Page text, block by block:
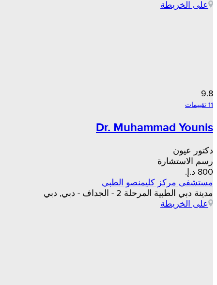
على الخريطة
9.8
11 تقييمات
Dr. Muhammad Younis
دكتور عيون
رسم الاستشارة
مستشفى مركز كليمنصو الطبي
مدينة دبي الطبية المرحلة 2 - الجداف - دبي, دبي
على الخريطة